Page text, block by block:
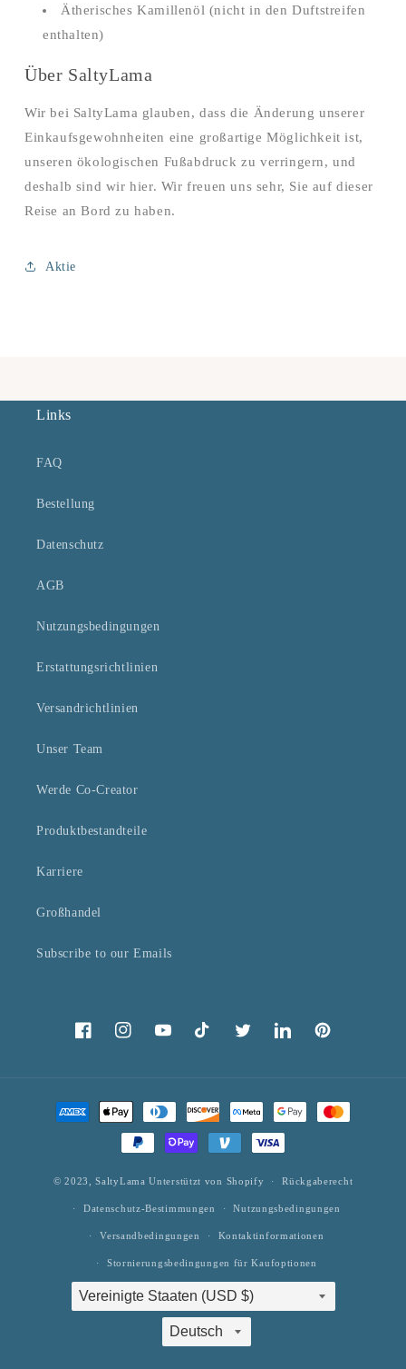
Ätherisches Kamillenöl (nicht in den Duftstreifen
enthalten)
Über SaltyLama
Wir bei SaltyLama glauben, dass die Änderung unserer
Einkaufsgewohnheiten eine großartige Möglichkeit ist,
unseren ökologischen Fußabdruck zu verringern, und
deshalb sind wir hier. Wir freuen uns sehr, Sie auf dieser
Reise an Bord zu haben.
Aktie
Links
FAQ
Bestellung
Datenschutz
AGB
Nutzungsbedingungen
Erstattungsrichtlinien
Versandrichtlinien
Unser Team
Werde Co-Creator
Produktbestandteile
Karriere
Großhandel
Subscribe to our Emails
FacebookInstagramYoutubeTick
TwitterTwitter Pinterest
Zahlungsarten
© 2023,SaltyLama Unterstützt von Shopify Rückgaberecht
Datenschutz-Bestimmungen Nutzungsbedingungen
Versandbedingungen Kontaktinformationen
Stornierungsbedingungen für Kaufoptionen
Land/Region
Sprache